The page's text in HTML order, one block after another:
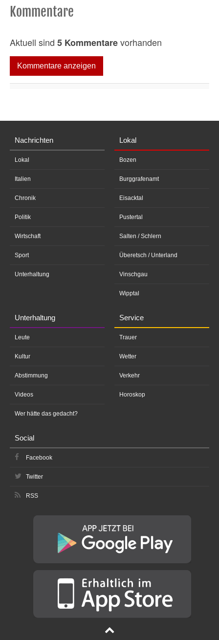
Kommentare
Aktuell sind 5 Kommentarevorhanden
Kommentare anzeigen
Nachrichten
Lokal
Italien
Chronik
Politik
Wirtschaft
Sport
Unterhaltung
Lokal
Bozen
Burggrafenamt
Eisacktal
Pustertal
Salten / Schlern
Überetsch / Unterland
Vinschgau
Wipptal
Unterhaltung
Leute
Kultur
Abstimmung
Videos
Wer hätte das gedacht?
Service
Trauer
Wetter
Verkehr
Horoskop
Social
Facebook
Twitter
RSS